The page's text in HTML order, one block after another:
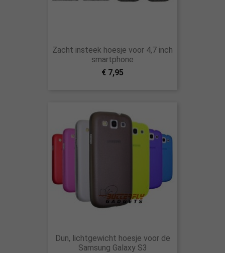
Zacht insteek hoesje voor 4,7 inch
smartphone
€ 7,95
Dun, lichtgewicht hoesje voor de
Samsung Galaxy S3